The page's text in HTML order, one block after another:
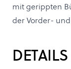
mit gerippten
der Vorder-
DETAILS